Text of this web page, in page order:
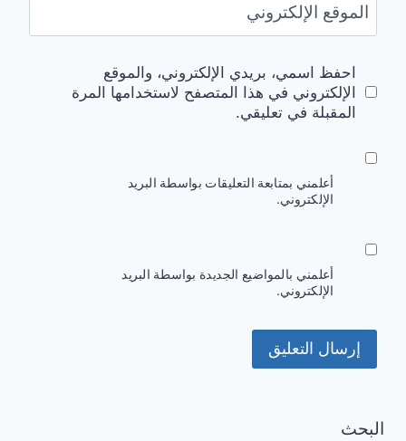
الموقع الإلكتروني
احفظ اسمي، بريدي الإلكتروني، والموقع
الإلكتروني في هذا المتصفح لاستخدامها المرة
المقبلة في تعليقي.
أعلمني بمتابعة التعليقات بواسطة البريد
الإلكتروني.
أعلمني بالمواضيع الجديدة بواسطة البريد
الإلكتروني.
البحث